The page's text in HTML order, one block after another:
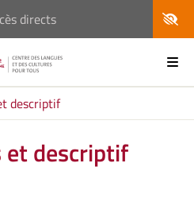
directs
descriptif
et descriptif